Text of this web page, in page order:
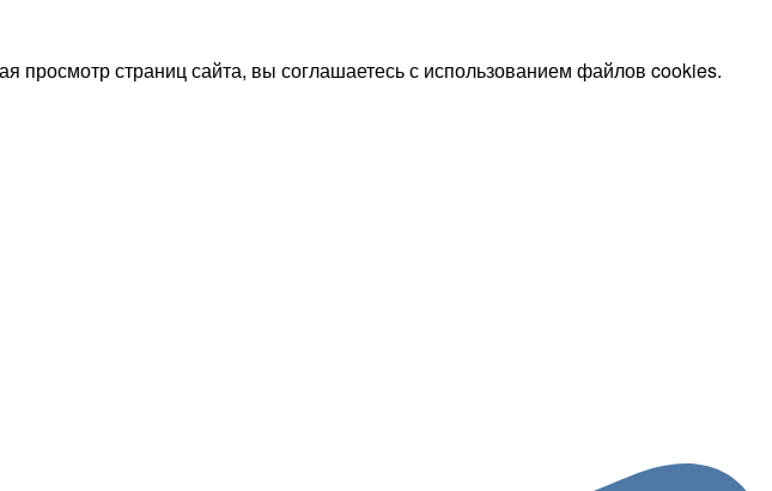
страниц сайта, вы соглашаетесь с использованием файлов cookies.